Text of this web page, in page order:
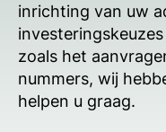
inrichting van uw
zoals het
nummers, wij
helpen u graag.